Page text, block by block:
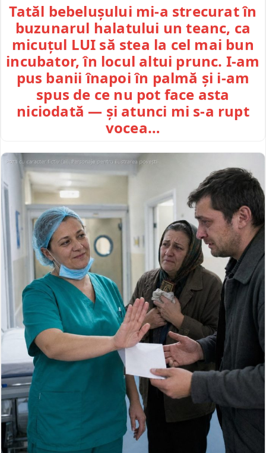
Tatăl bebelușului mi-a strecurat în
buzunarul halatului un teanc, ca
micuțul LUI să stea la cel mai bun
incubator, în locul altui prunc. I-am
pus banii înapoi în palmă și i-am
spus de ce nu pot face asta
niciodată — și atunci mi s-a rupt
vocea…